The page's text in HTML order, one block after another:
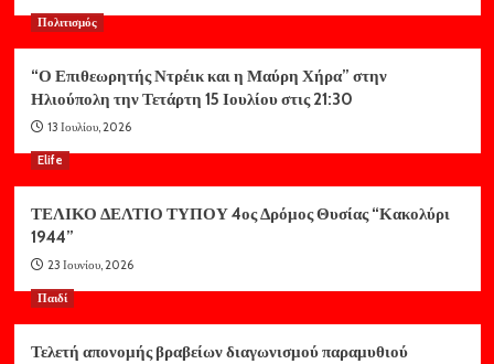
Πολιτισμός
“Ο Επιθεωρητής Ντρέικ και η Μαύρη Χήρα” στην
Ηλιούπολη την Τετάρτη 15 Ιουλίου στις 21:30
13 Ιουλίου, 2026
Elife
ΤΕΛΙΚΟ ΔΕΛΤΙΟ ΤΥΠΟΥ 4ος Δρόμος Θυσίας “Κακολύρι
1944”
23 Ιουνίου, 2026
Παιδί
Τελετή απονομής βραβείων διαγωνισμού παραμυθιού